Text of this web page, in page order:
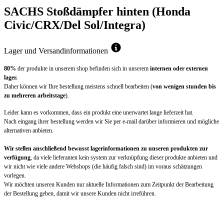
SACHS Stoßdämpfer hinten (Honda
Civic/CRX/Del Sol/Integra)
Lager und Versandinformationen
80% der produkte in unserem shop befinden sich in unserem internen oder externen
lager.
Daher können wir Ihre bestellung meistens schnell bearbeiten (von wenigen stunden bis
zu mehreren arbeitstage).
Leider kann es vorkommen, dass ein produkt eine unerwartet lange lieferzeit hat.
Nach eingang ihrer bestellung werden wir Sie per e-mail darüber informieren und mögliche
alternativen anbieten.
Wir stellen anschließend bewusst lagerinformationen zu unseren produkten zur
verfügung, da viele lieferanten kein system zur verknüpfung dieser produkte anbieten und
wir nicht wie viele andere Webshops (die häufig falsch sind) im voraus schätzungen
vorlegen.
Wir möchten unseren Kunden nur aktuelle Informationen zum Zeitpunkt der Bearbeitung
der Bestellung geben, damit wir unsere Kunden nicht irreführen.